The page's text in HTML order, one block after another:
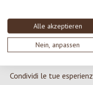
Alle akzeptieren
Nein, anpassen
0%
Formula una
Condividi le tue